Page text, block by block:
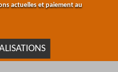
actuelles et paiement au